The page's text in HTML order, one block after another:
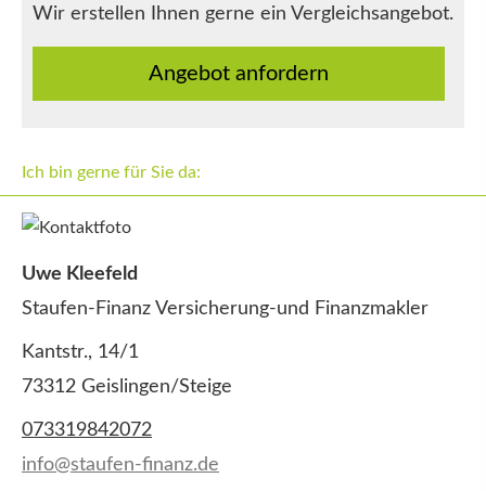
Wir erstellen Ihnen gerne ein Vergleichsangebot.
An­ge­bot an­for­dern
Ich bin gerne für Sie da:
Uwe Kleefeld
Staufen-Finanz Versicherung-und Finanzmakler
Kantstr., 14/1
73312 Geislingen/Steige
073319842072
info@staufen-finanz.de